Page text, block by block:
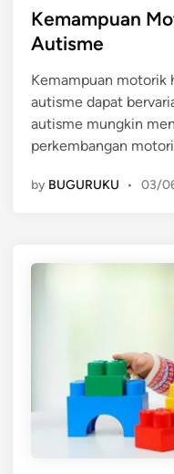
s
t
d
i
n
Kemampuan
Autisme
Kemampuan motorik
autisme dapat
autisme mungkin
perkembangan
by BUGURUKU • 03/